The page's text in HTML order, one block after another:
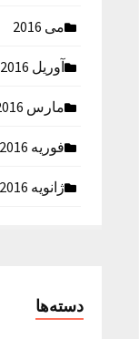
می 2016
آوریل 2016
مارس 2016
فوریه 2016
ژانویه 2016
دسته‌ها